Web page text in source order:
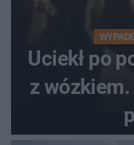
Uciekł po
z